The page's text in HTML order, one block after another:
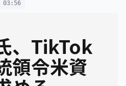
03:56
、TikTok
領令米資